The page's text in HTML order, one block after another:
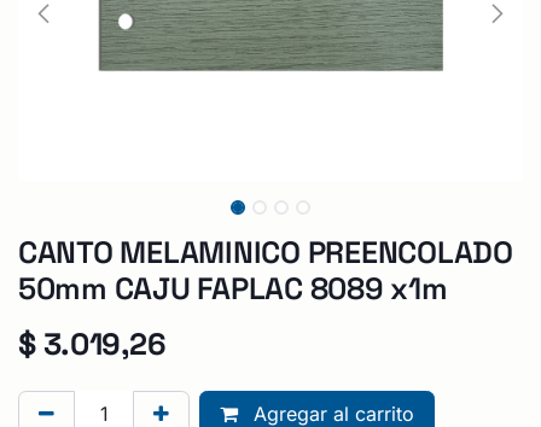
CANTO MELAMINICO PREENCOLADO
50mm CAJU FAPLAC 8089 x1m
$3.019,26
Agregar al carrito